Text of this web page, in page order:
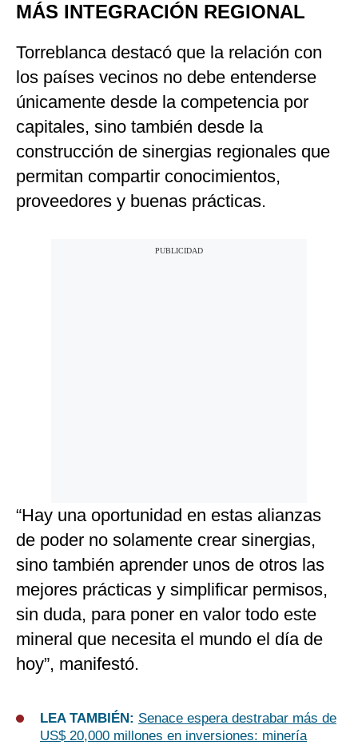
MÁS INTEGRACIÓN REGIONAL
Torreblanca destacó que la relación con
los países vecinos no debe entenderse
únicamente desde la competencia por
capitales, sino también desde la
construcción de sinergias regionales que
permitan compartir conocimientos,
proveedores y buenas prácticas.
“Hay una oportunidad en estas alianzas
de poder no solamente crear sinergias,
sino también aprender unos de otros las
mejores prácticas y simplificar permisos,
sin duda, para poner en valor todo este
mineral que necesita el mundo el día de
hoy”, manifestó.
LEA TAMBIÉN: Senace espera destrabar más de
US$ 20,000 millones en inversiones: minería